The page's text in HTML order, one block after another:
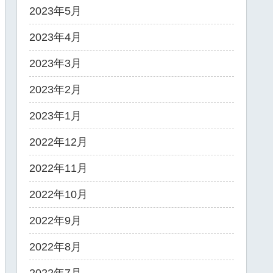
2023年5月
2023年4月
2023年3月
2023年2月
2023年1月
2022年12月
2022年11月
2022年10月
2022年9月
2022年8月